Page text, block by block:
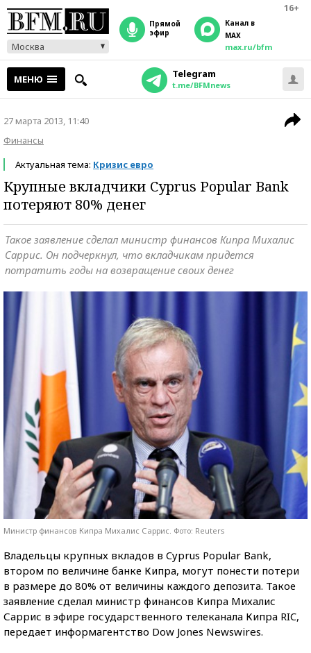
16+
Москва
прямой
эфир
Канал в
MAX
max.ru/bfm
МЕНЮ Telegram
t.me/BFMnews
27 марта 2013, 11:40
Финансы
Актуальная тема: Кризис евро
Крупные вкладчики Cyprus Popular Bank
потеряют 80% денег
Такое заявление сделал министр финансов Кипра Михалис
Саррис. Он подчеркнул, что вкладчикам придется
потратить годы на возвращение своих денег
Министр финансов Кипра Михалис Саррис. Фото: Reuters
Владельцы крупных вкладов в Cyprus Popular Bank,
втором по величине банке Кипра, могут понести потери
в размере до 80% от величины каждого депозита. Такое
заявление сделал министр финансов Кипра Михалис
Саррис в эфире государственного телеканала Кипра RIC,
передает информагентство Dow Jones Newswires.